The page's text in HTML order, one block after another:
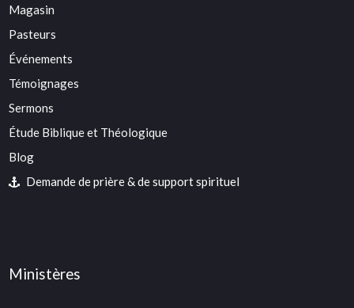
Magasin
Pasteurs
Événements
Témoignages
Sermons
Étude Biblique et Théologique
Blog
Demande de prière & de support spirituel
Ministères